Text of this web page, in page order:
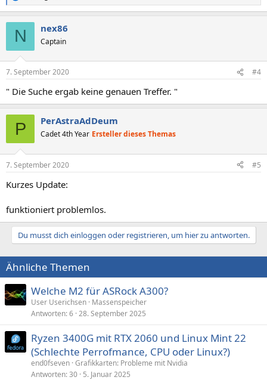
e
e
N nex86
Captain
7. September 2020 #4
" Die Suche ergab keine genauen Treffer. "
P PerAstraAdDeum
Cadet 4th Year Ersteller dieses Themas
7. September 2020 #5
Kurzes Update:
funktioniert problemlos.
Du musst dich einloggen oder registrieren, um hier zu antworten.
Ähnliche Themen
Welche M2 für ASRock A300?
User Userichsen Massenspeicher
Antworten 6 28. September 2025
Ryzen 3400G mit RTX 2060 und Linux Mint 22
(Schlechte Perrofmance, CPU oder Linux?)
end0fseven Grafikkarten: Probleme mit Nvidia
Antworten 30 5. Januar 2025